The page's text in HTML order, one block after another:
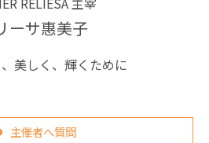
ーサ惠美子
美しく、輝くために
主催者へ質問